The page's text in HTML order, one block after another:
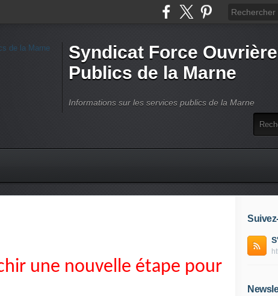
Syndicat Force
Publics de la Marne
Informations sur les services publics de la Marne
une nouvelle étape pour